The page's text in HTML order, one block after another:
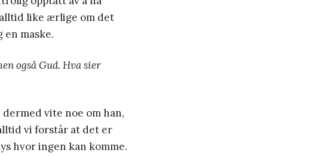
alltid like ærlige om det
en maske.
også Gud. Hva sier
vite noe om han,
vi forstår at det er
hvor ingen kan komme.